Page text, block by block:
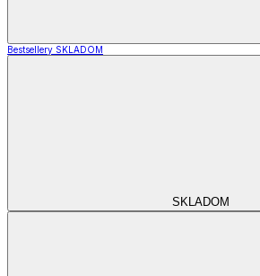
Bestsellery SKLADOM
SKLADOM